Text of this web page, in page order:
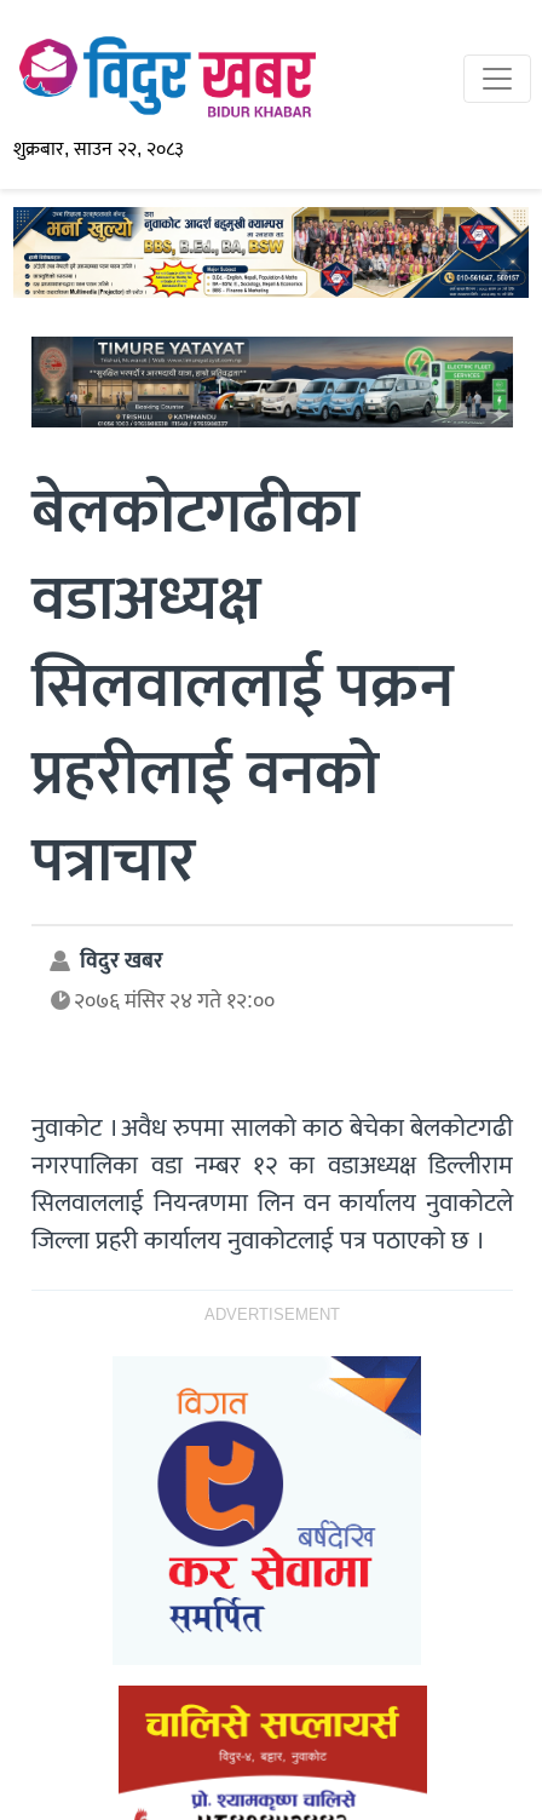
शुक्रबार, साउन २२, २०८३
बेलकोटगढीका
वडाअध्यक्ष
सिलवाललाई पक्रन
प्रहरीलाई वनको
पत्राचार
विदुर खबर
२०७६ मंसिर २४ गते १२:००
नुवाकोट । अवैध रुपमा सालको काठ बेचेका बेलकोटगढी
नगरपालिका वडा नम्बर १२ का वडाअध्यक्ष डिल्लीराम
सिलवाललाई नियन्त्रणमा लिन वन कार्यालय नुवाकोटले
जिल्ला प्रहरी कार्यालय नुवाकोटलाई पत्र पठाएको छ ।
ADVERTISEMENT